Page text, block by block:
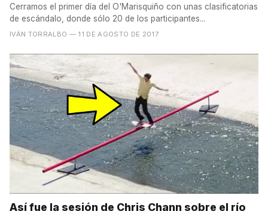
Cerramos el primer día del O'Marisquiño con unas clasificatorias
de escándalo, donde sólo 20 de los participantes...
IVÁN TORRALBO — 11 DE AGOSTO DE 2017
Así fue la sesión de Chris Chann sobre el río